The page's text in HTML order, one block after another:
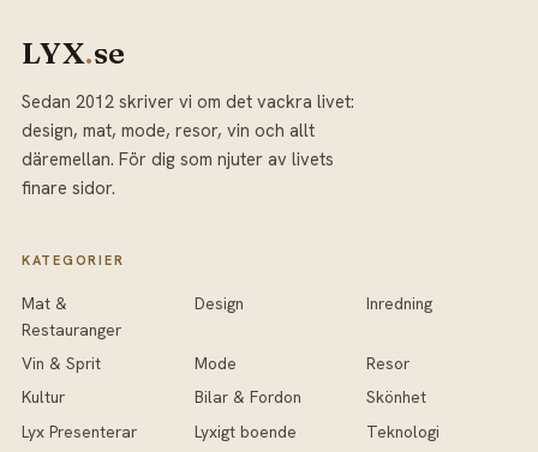
LYX.se
Sedan 2012 skriver vi om det vackra livet:
design, mat, mode, resor, vin och allt
däremellan. För dig som njuter av livets
finare sidor.
KATEGORIER
Mat &
Restauranger
Design Inredning
Vin & Sprit Mode
Resor
Kultur
Bilar & Fordon
Skönhet
Lyx Presenterar
Lyxigt boende Teknologi